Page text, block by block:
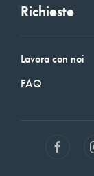
Richieste
Lavora con noi
FAQ